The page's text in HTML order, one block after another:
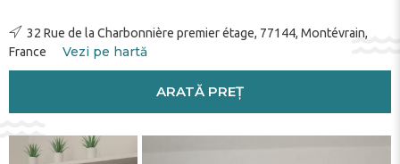
32 Rue de la Charbonnière premier étage, 77144, Montévrain,
France
Vezi pe hartă
ARATĂ PREȚ